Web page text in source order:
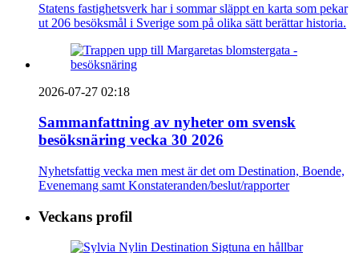
Statens fastighetsverk har i sommar släppt en karta som pekar
ut 206 besöksmål i Sverige som på olika sätt berättar historia.
2026-07-27 02:18
Sammanfattning av nyheter om svensk
besöksnäring vecka 30 2026
Nyhetsfattig vecka men mest är det om Destination, Boende,
Evenemang samt Konstateranden/beslut/rapporter
Veckans profil